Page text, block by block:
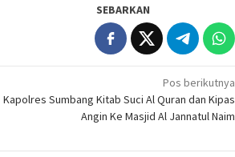
SEBARKAN
Pos berikutnya
Kapolres Sumbang Kitab Suci Al Quran dan Kipas
Angin Ke Masjid Al Jannatul Naim